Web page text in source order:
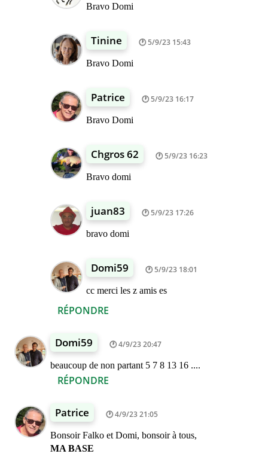
RÉPONDRE
Bravo Domi
Tinine 5/9/23 15:43
Bravo Domi
Patrice 5/9/23 16:17
Bravo Domi
Chgros 62 5/9/23 16:23
Bravo domi
juan83 5/9/23 17:26
bravo domi
Domi59 5/9/23 18:01
cc merci les z amis es
Domi59 4/9/23 20:47
beaucoup de non partant 5 7 8 13 16 ....
RÉPONDRE
Patrice 4/9/23 21:05
Bonsoir Falko et Domi, bonsoir à tous,
MA BASE